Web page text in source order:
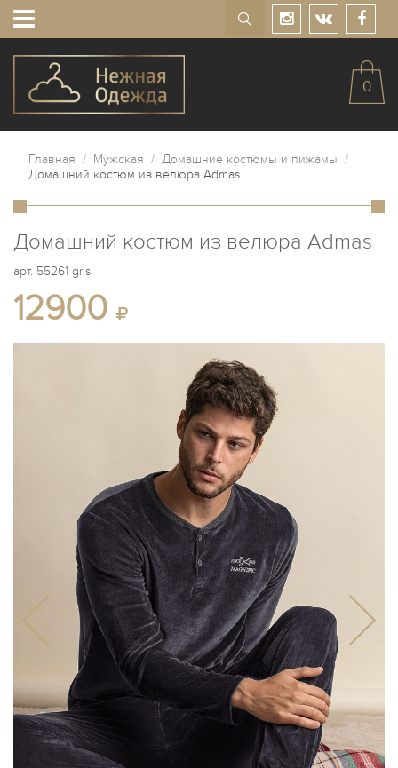
0
Главная / Мужская / Домашние костюмы и пижамы /
Домашний костюм из велюра Admas
Домашний костюм из велюра Admas
арт. 55261 gris
12900